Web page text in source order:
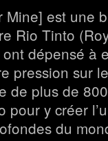
est une
Rio Tinto
dépensé à
pression sur
de plus de
y créer
du